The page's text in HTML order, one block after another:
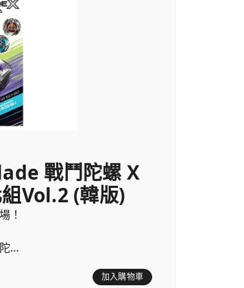
戰鬥陀螺 X
Vol.2 (韓版)
！
螺
加入購物車